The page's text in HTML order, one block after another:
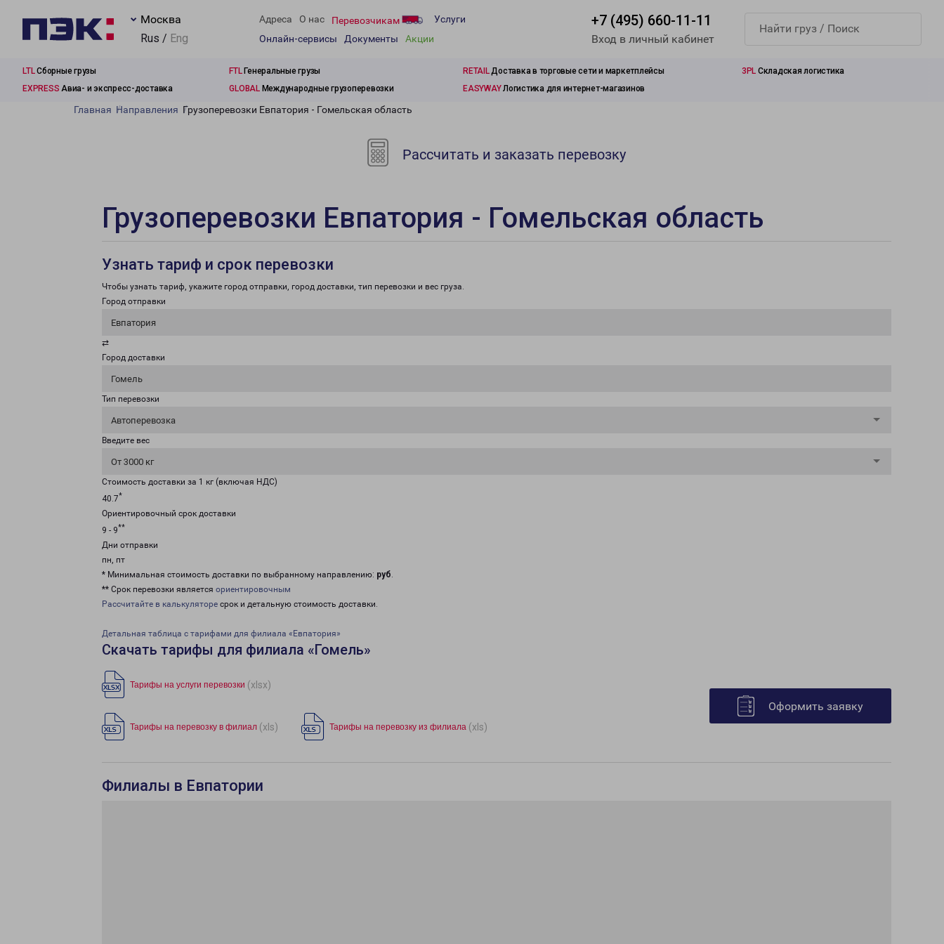
Москва
Rus / Eng
Адреса О нас Перевозчикам
Услуги
Онлайн-сервисы
Документы Акции
+7 (495) 660-11-11
Вход в личный кабинет
LTLСборные грузы FTLГенеральные грузы RETAILДоставка в торговые сети и маркетплейсы 3PL Складская логистика
EXPRESS Авиа- и экспресс-доставка GLOBALМеждународные грузоперевозки EASYWAYЛогистика для интернет-магазинов
Главная Направления Грузоперевозки Евпатория - Гомельская область
Рассчитать и заказать перевозку
Грузоперевозки Евпатория - Гомельская область
Узнать тариф и срок перевозки
Чтобы узнать тариф, укажите город отправки, город доставки, тип перевозки и вес груза.
Город отправки
Евпатория
⇄
Город доставки
Гомель
Тип перевозки
Автоперевозка
Введите вес
От 3000 кг
Стоимость доставки за 1 кг (включая НДС)
40.7*
Ориентировочный срок доставки
9 - 9**
Дни отправки
пн, пт
* Минимальная стоимость доставки по выбранному направлению: руб.
** Срок перевозки является ориентировочным
Рассчитайте в калькуляторе срок и детальную стоимость доставки.
Детальная таблица с тарифами для филиала «Евпатория»
Скачать тарифы для филиала «Гомель»
Тарифы на услуги перевозки (xlsx)
Тарифы на перевозку в филиал (xls) Тарифы на перевозку из филиала (xls)
Оформить заявку
Филиалы в Евпатории